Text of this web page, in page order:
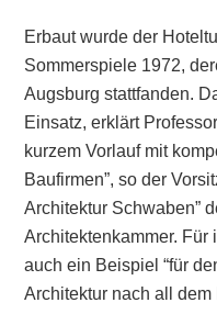
Erbaut wurde der
Sommerspiele 1972,
Augsburg stattfanden.
Einsatz, erklärt
kurzem Vorlauf mit
Baufirmen”, so der
Architektur Schwaben”
Architektenkammer.
auch ein Beispiel “für
Architektur nach all